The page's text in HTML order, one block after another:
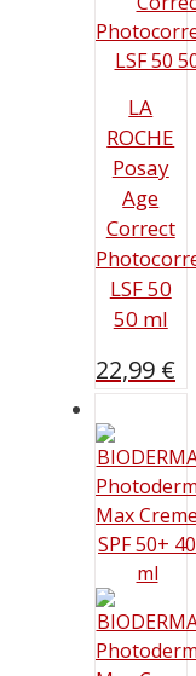
LA
ROCHE
Posay
Age
Correct
LSF 50
50 ml
22,99 €